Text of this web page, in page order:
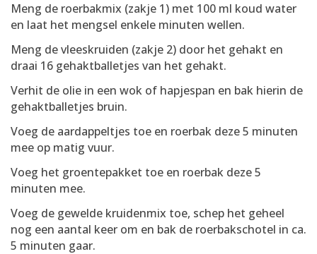
Meng de roerbakmix (zakje 1) met 100 ml koud water
en laat het mengsel enkele minuten wellen.
Meng de vleeskruiden (zakje 2) door het gehakt en
draai 16 gehaktballetjes van het gehakt.
Verhit de olie in een wok of hapjespan en bak hierin de
gehaktballetjes bruin.
Voeg de aardappeltjes toe en roerbak deze 5 minuten
mee op matig vuur.
Voeg het groentepakket toe en roerbak deze 5
minuten mee.
Voeg de gewelde kruidenmix toe, schep het geheel
nog een aantal keer om en bak de roerbakschotel in ca.
5 minuten gaar.